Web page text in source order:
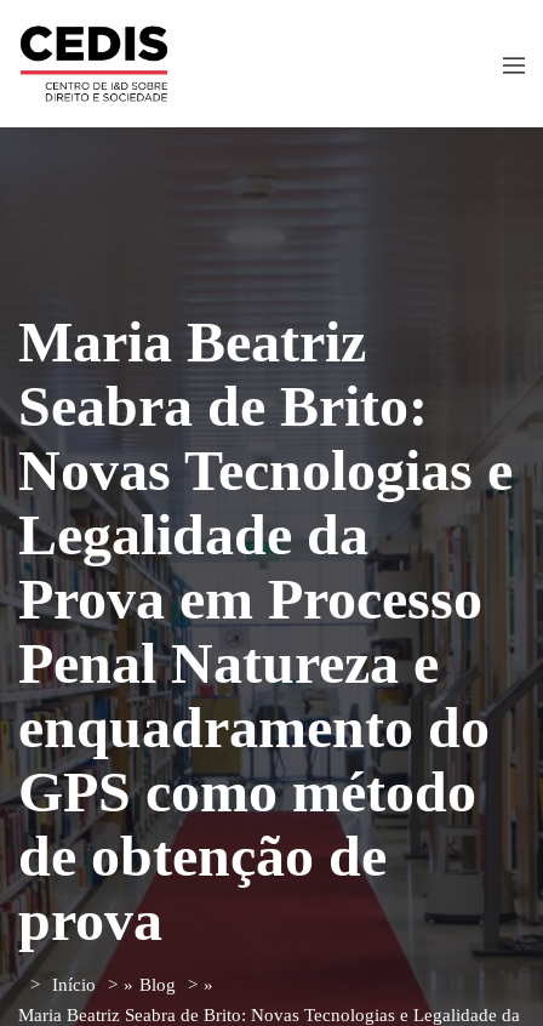
Maria Beatriz
Seabra de Brito:
Novas Tecnologias e
Legalidade da
Prova em Processo
Penal Natureza e
enquadramento do
GPS como método
de obtenção de
prova
Início » Blog
»
Maria Beatriz Seabra de Brito: Novas Tecnologias e Legalidade da